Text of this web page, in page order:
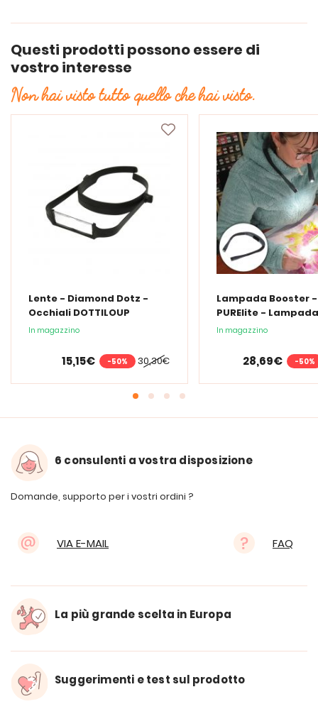
Questi prodotti possono essere di
vostro interesse
Non hai visto tutto quello che hai visto.
Lente - Diamond Dotz -
Occhiali DOTTILOUP
In magazzino
30,30€
15,15€ -50%
Lampada Booster -
PURElite -
collo ricaricabile
In magazzino
28,69€ -50%
6 consulenti a vostra disposizione
Domande, supporto per i vostri ordini ?
VIA E-MAIL FAQ
La più grande scelta in Europa
Suggerimenti e test sul prodotto